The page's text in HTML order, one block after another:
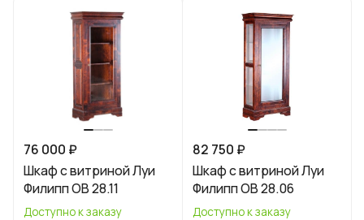
76 000 ₽
Шкаф с витриной Луи
Филипп ОВ 28.11
Доступно к заказу
82 750 ₽
Шкаф с витриной Луи
Филипп ОВ 28.06
Доступно к заказу